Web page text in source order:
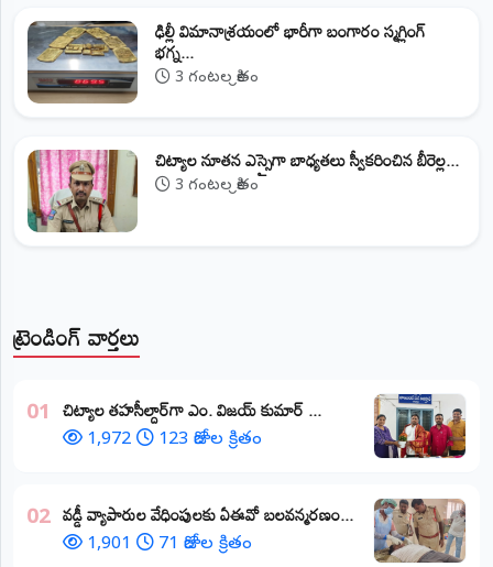
ట్రెండింగ్ వార్తలు
01 ​చిట్యాల తహసీల్దార్‌గా ఎం. విజయ్ కుమార్ ...
1,972 123 రోజుల క్రితం
02 వడ్డీ వ్యాపారుల వేధింపులకు ఏఈవో బలవన్మరణం...
1,901 71 రోజుల క్రితం
ఢిల్లీ విమానాశ్రయంలో భారీగా బంగారం స్మగ్లింగ్
భగ్న...
3 గంటల క్రితం
​చిట్యాల నూతన ఎస్సైగా బాధ్యతలు స్వీకరించిన బీరెల్ల...
3 గంటల క్రితం